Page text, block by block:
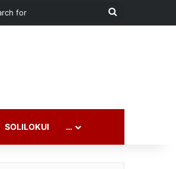
Search
SOLILOKUI …